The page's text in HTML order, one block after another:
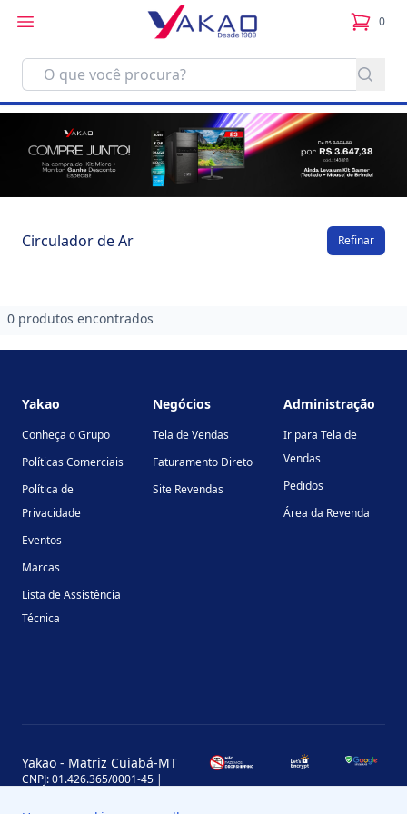
0
itens
Circulador de Ar Refinar
0 produtos encontrados
Yakao
Conheça o Grupo
Políticas Comerciais
Política de
Privacidade
Eventos
Marcas
Lista de Assistência
Técnica
Negócios
Tela de Vendas
Faturamento Direto
Site Revendas
Administração
Ir para Tela de
Vendas
Pedidos
Área da Revenda
Yakao - Matriz Cuiabá-MT
CNPJ: 01.426.365/0001-45 |